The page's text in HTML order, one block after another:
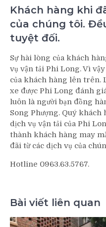
Khách hàng khi
của chúng tôi.
tuyệt đối.
Sự hài lòng của khách
vụ vận tải Phi Long. Vì
của khách hàng lên trên.
xe được Phi Long đánh
luôn là người bạn đồng
Song Phượng. Quý
dịch vụ vận tải của Phi
thành khách hàng may
đãi từ các dịch vụ của
Hotline 0963.63.5767.
Bài viết liên quan